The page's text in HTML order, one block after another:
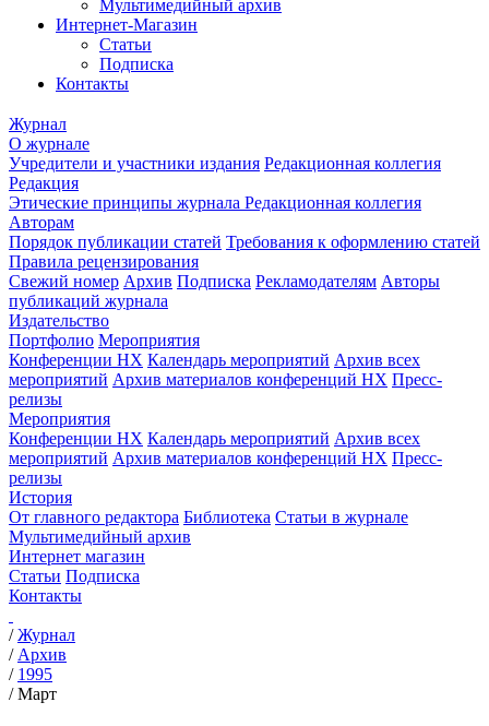
Мультимедийный архив
Интернет-Магазин
Статьи
Подписка
Контакты
Журнал
О журнале
Учредители и участники издания Редакционная коллегия
Редакция
Этические принципы журнала Редакционная коллегия
Авторам
Порядок публикации статей Требования к оформлению статей
Правила рецензирования
Свежий номер Архив Подписка Рекламодателям Авторы
публикаций журнала
Издательство
Портфолио Мероприятия
Конференции НХ Календарь мероприятий Архив всех
мероприятий Архив материалов конференций НХ Пресс-
релизы
Мероприятия
Конференции НХ Календарь мероприятий Архив всех
мероприятий Архив материалов конференций НХ Пресс-
релизы
История
От главного редактора Библиотека Статьи в журнале
Мультимедийный архив
Интернет магазин
Статьи Подписка
Контакты
/Журнал
/ Архив
/ 1995
/Март